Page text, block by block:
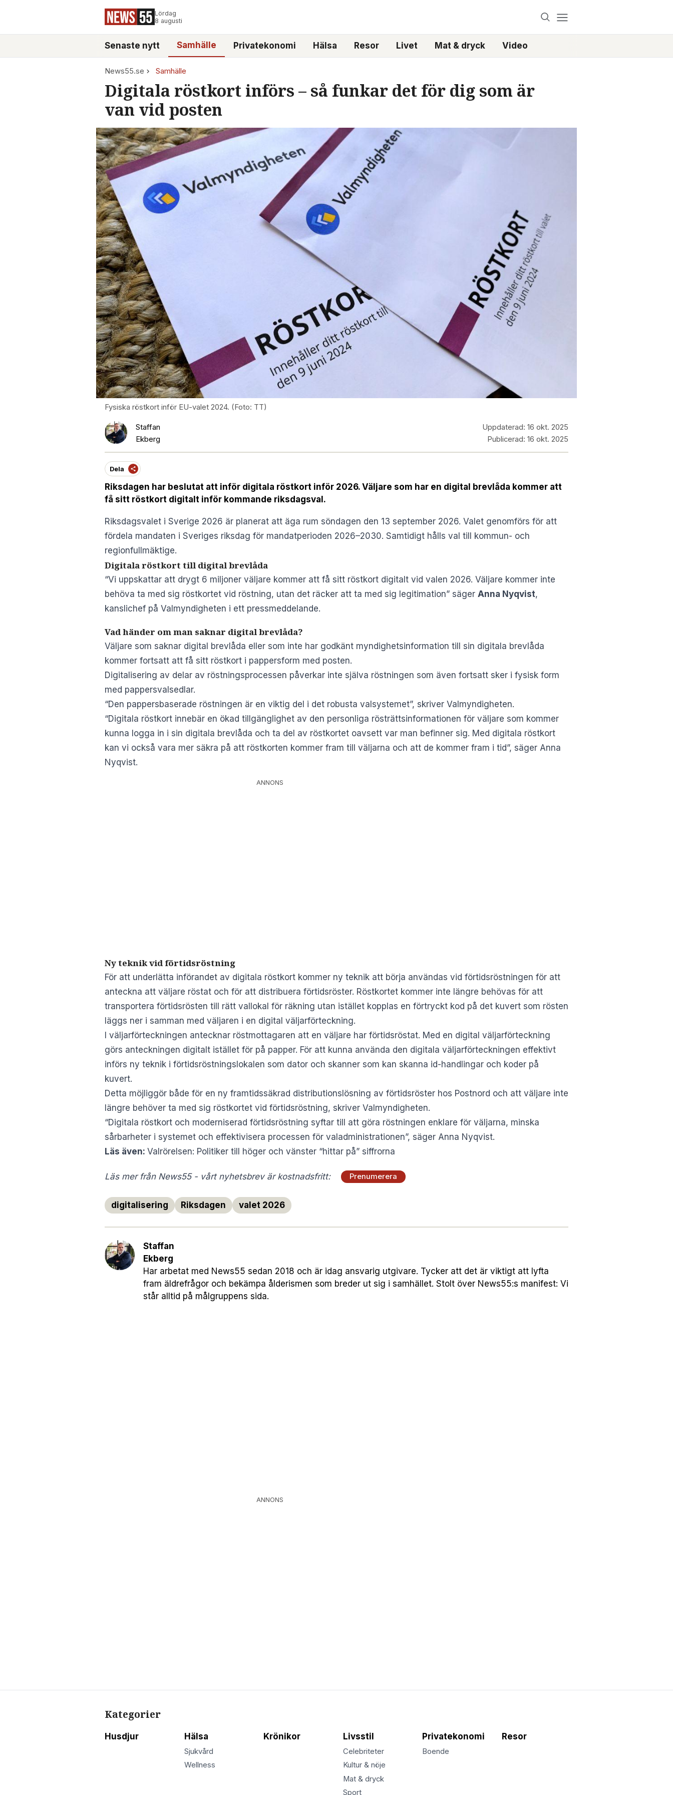
Lördag
8 augusti
Senaste nytt Samhälle Privatekonomi Hälsa Resor Livet Mat & dryck Video
News55.se Samhälle
Digitala röstkort införs – så funkar det för dig som är
van vid posten
Fysiska röstkort inför EU-valet 2024. (Foto: TT)
Staffan
Ekberg
Uppdaterad: 16 okt. 2025
Publicerad: 16 okt. 2025
Dela
Riksdagen har beslutat att inför digitala röstkort inför 2026. Väljare som har en digital brevlåda kommer att
få sitt röstkort digitalt inför kommande riksdagsval.
Riksdagsvalet i Sverige 2026 är planerat att äga rum söndagen den 13 september 2026. Valet genomförs för att
fördela mandaten i Sveriges riksdag för mandatperioden 2026–2030. Samtidigt hålls val till kommun- och
regionfullmäktige.
Digitala röstkort till digital brevlåda
“Vi uppskattar att drygt 6 miljoner väljare kommer att få sitt röstkort digitalt vid valen 2026. Väljare kommer inte
behöva ta med sig röstkortet vid röstning, utan det räcker att ta med sig legitimation” säger Anna Nyqvist,
kanslichef på Valmyndigheten i ett pressmeddelande.
Vad händer om man saknar digital brevlåda?
Väljare som saknar digital brevlåda eller som inte har godkänt myndighetsinformation till sin digitala brevlåda
kommer fortsatt att få sitt röstkort i pappersform med posten.
Digitalisering av delar av röstningsprocessen påverkar inte själva röstningen som även fortsatt sker i fysisk form
med pappersvalsedlar.
“Den pappersbaserade röstningen är en viktig del i det robusta valsystemet”, skriver Valmyndigheten.
“Digitala röstkort innebär en ökad tillgänglighet av den personliga rösträttsinformationen för väljare som kommer
kunna logga in i sin digitala brevlåda och ta del av röstkortet oavsett var man befinner sig. Med digitala röstkort
kan vi också vara mer säkra på att röstkorten kommer fram till väljarna och att de kommer fram i tid”, säger Anna
Nyqvist.
ANNONS
Ny teknik vid förtidsröstning
För att underlätta införandet av digitala röstkort kommer ny teknik att börja användas vid förtidsröstningen för att
anteckna att väljare röstat och för att distribuera förtidsröster. Röstkortet kommer inte längre behövas för att
transportera förtidsrösten till rätt vallokal för räkning utan istället kopplas en förtryckt kod på det kuvert som rösten
läggs ner i samman med väljaren i en digital väljarförteckning.
I väljarförteckningen antecknar röstmottagaren att en väljare har förtidsröstat. Med en digital väljarförteckning
görs anteckningen digitalt istället för på papper. För att kunna använda den digitala väljarförteckningen effektivt
införs ny teknik i förtidsröstningslokalen som dator och skanner som kan skanna id-handlingar och koder på
kuvert.
Detta möjliggör både för en ny framtidssäkrad distributionslösning av förtidsröster hos Postnord och att väljare inte
längre behöver ta med sig röstkortet vid förtidsröstning, skriver Valmyndigheten.
“Digitala röstkort och moderniserad förtidsröstning syftar till att göra röstningen enklare för väljarna, minska
sårbarheter i systemet och effektivisera processen för valadministrationen”, säger Anna Nyqvist.
Läs även: Valrörelsen: Politiker till höger och vänster “hittar på” siffrorna
Läs mer från News55 - vårt nyhetsbrev är kostnadsfritt: Prenumerera
digitalisering Riksdagen valet 2026
Staffan
Ekberg
Har arbetat med News55 sedan 2018 och är idag ansvarig utgivare. Tycker att det är viktigt att lyfta
fram äldrefrågor och bekämpa ålderismen som breder ut sig i samhället. Stolt över News55:s manifest: Vi
står alltid på målgruppens sida.
ANNONS
Kategorier
Husdjur Hälsa
Sjukvård
Wellness
Krönikor Livsstil
Celebriteter
Kultur & nöje
Mat & dryck
Sport
Privatekonomi
Boende
Resor